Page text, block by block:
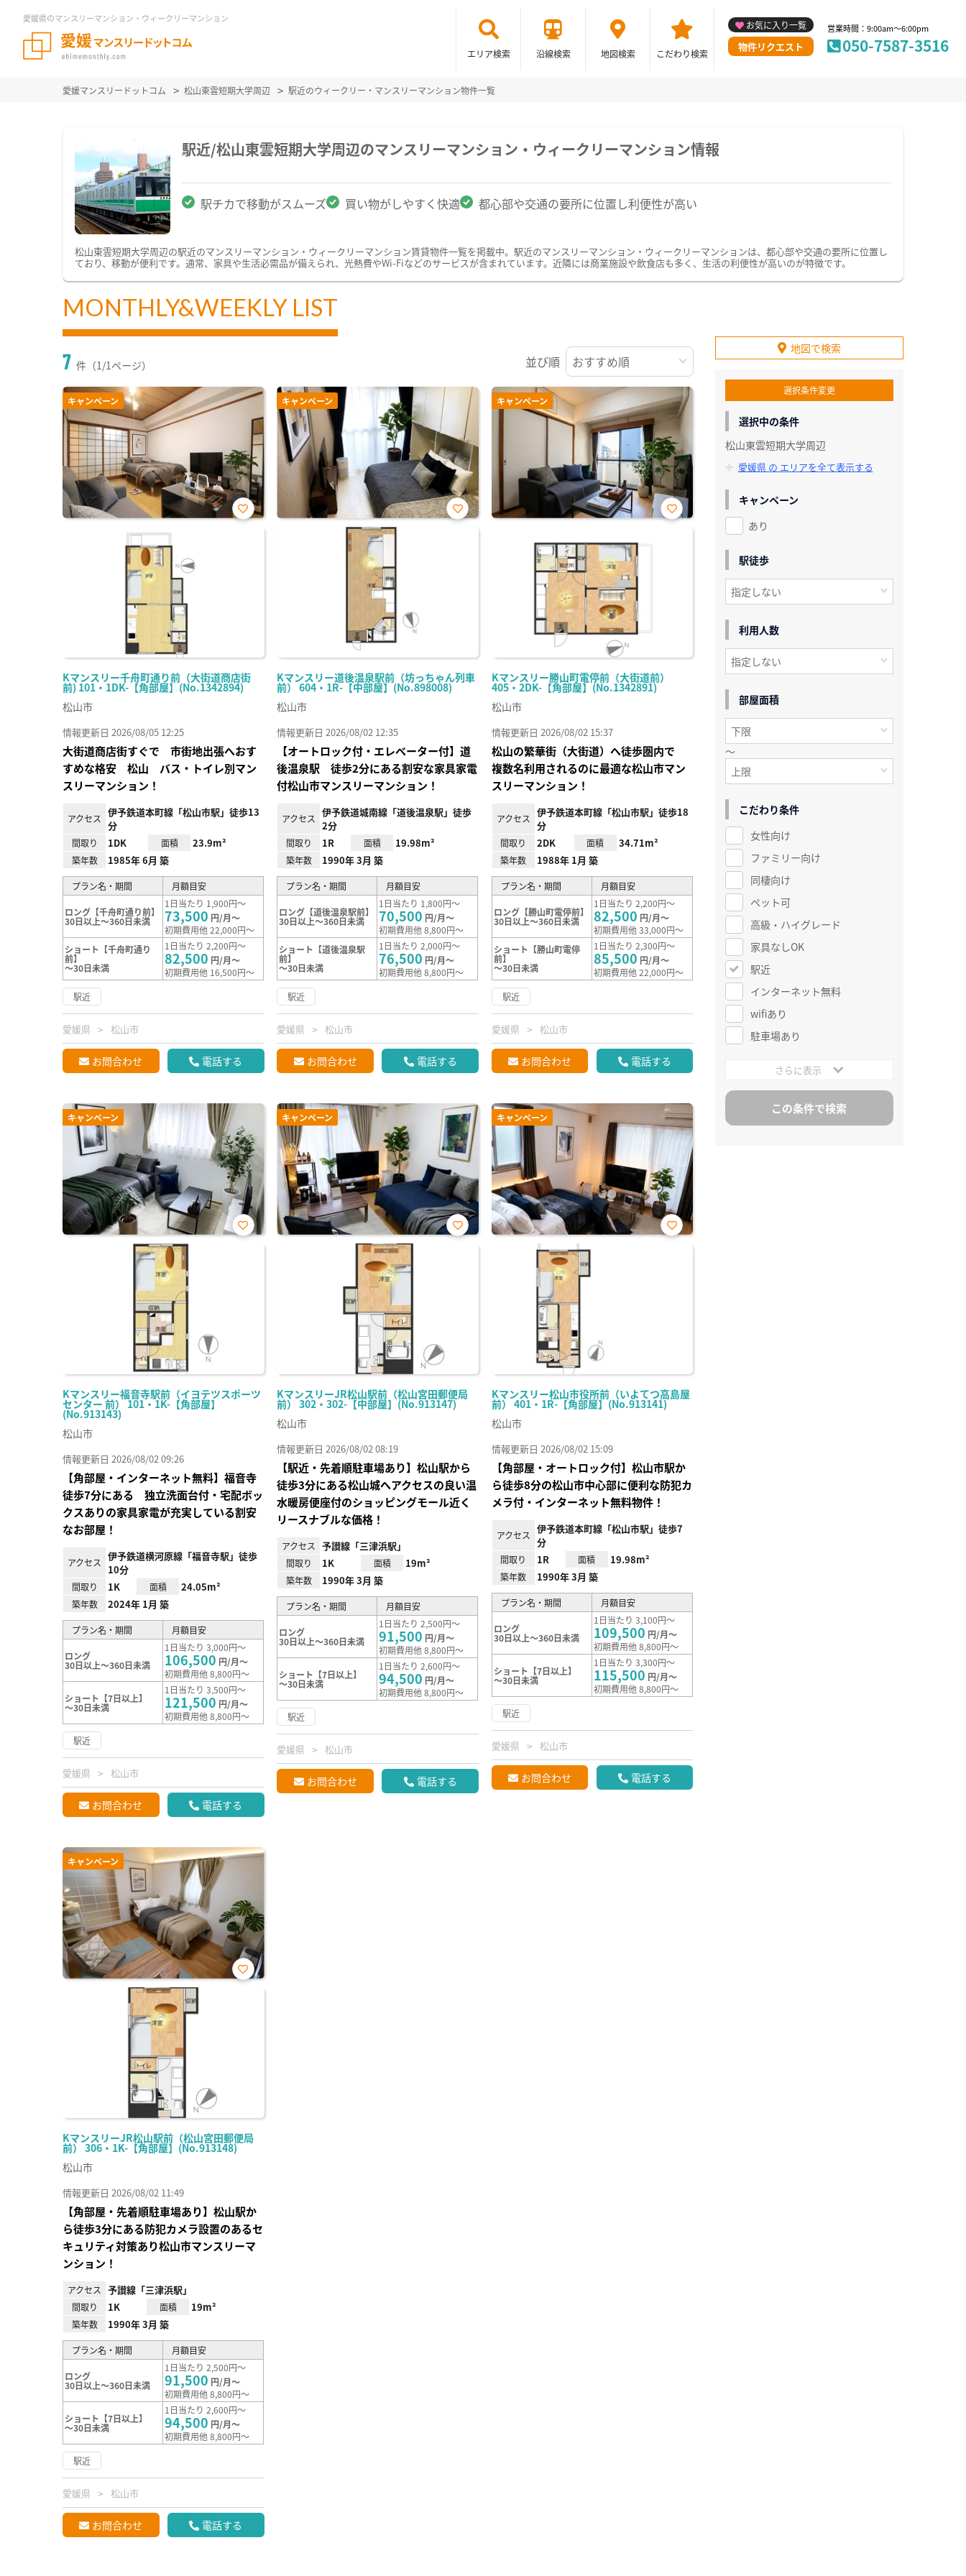
愛媛県のマンスリーマンション・ウィークリーマンション
エリア検索 沿線検索 地図検索 こだわり検索
お気に入り一覧
物件リクエスト
営業時間：9:00am～6:00pm
050-7587-3516
愛媛マンスリードットコム 松山東雲短期大学周辺 駅近のウィークリー・マンスリーマンション物件一覧
駅近/松山東雲短期大学周辺のマンスリーマンション・ウィークリーマンション情報
駅チカで移動がスムーズ 買い物がしやすく快適 都心部や交通の要所に位置し利便性が高い
松山東雲短期大学周辺の駅近のマンスリーマンション・ウィークリーマンション賃貸物件一覧を掲載中。駅近のマンスリーマンション・ウィークリーマンションは、都心部や交通の要所に位置し
ており、移動が便利です。通常、家具や生活必需品が備えられ、光熱費やWi-Fiなどのサービスが含まれています。近隣には商業施設や飲食店も多く、生活の利便性が高いのが特徴です。
MONTHLY&WEEKLY LIST
7 件（1/1ページ） 並び順
キャンペーン
Kマンスリー千舟町通り前（大街道商店街
前) 101・1DK-【角部屋】(No.1342894)
お気
松山市
情報更新日 2026/08/05 12:25
大街道商店街すぐで 市街地出張へおす
すめな格安 松山 バス・トイレ別マン
スリーマンション！
アクセス
伊予鉄道本町線「松山市駅」徒歩13
分
間取り 1DK 面積 23.9m²
築年数 1985年 6月 築
プラン名・期間 月額目安
ロング【千舟町通り前】
30日以上～360日未満
1日当たり 1,900円～
73,500 円/月～
初期費用他 22,000円～
ショート【千舟町通り
前】
～30日未満
1日当たり 2,200円～
82,500 円/月～
初期費用他 16,500円～
駅近
愛媛県 松山市
お問合わせ 電話する
キャンペーン
Kマンスリー道後温泉駅前（坊っちゃん列車
前） 604・1R-【中部屋】(No.898008)
お気
松山市
情報更新日 2026/08/02 12:35
【オートロック付・エレベーター付】道
後温泉駅 徒歩2分にある割安な家具家電
付松山市マンスリーマンション！
アクセス
伊予鉄道城南線「道後温泉駅」徒歩
2分
間取り 1R 面積 19.98m²
築年数 1990年 3月 築
プラン名・期間 月額目安
ロング【道後温泉駅前】
30日以上～360日未満
1日当たり 1,800円～
70,500 円/月～
初期費用他 8,800円～
ショート【道後温泉駅
前】
～30日未満
1日当たり 2,000円～
76,500 円/月～
初期費用他 8,800円～
駅近
愛媛県 松山市
お問合わせ 電話する
キャンペーン
Kマンスリー勝山町電停前（大街道前）
405・2DK-【角部屋】(No.1342891)
お気
松山市
情報更新日 2026/08/02 15:37
松山の繁華街（大街道）へ徒歩圏内で
複数名利用されるのに最適な松山市マン
スリーマンション！
アクセス
伊予鉄道本町線「松山市駅」徒歩18
分
間取り 2DK 面積 34.71m²
築年数 1988年 1月 築
プラン名・期間 月額目安
ロング【勝山町電停前】
30日以上～360日未満
1日当たり 2,200円～
82,500 円/月～
初期費用他 33,000円～
ショート【勝山町電停
前】
～30日未満
1日当たり 2,300円～
85,500 円/月～
初期費用他 22,000円～
駅近
愛媛県 松山市
お問合わせ 電話する
キャンペーン
Kマンスリー福音寺駅前（イヨテツスポーツ
センター 前） 101・1K-【角部屋】
(No.913143)
お気
松山市
情報更新日 2026/08/02 09:26
【角部屋・インターネット無料】福音寺
徒歩7分にある 独立洗面台付・宅配ボッ
クスありの家具家電が充実している割安
なお部屋！
アクセス
伊予鉄道横河原線「福音寺駅」徒歩
10分
間取り 1K 面積 24.05m²
築年数 2024年 1月 築
プラン名・期間 月額目安
ロング
30日以上～360日未満
1日当たり 3,000円～
106,500 円/月～
初期費用他 8,800円～
ショート【7日以上】
～30日未満
1日当たり 3,500円～
121,500 円/月～
初期費用他 8,800円～
駅近
愛媛県 松山市
お問合わせ 電話する
キャンペーン
KマンスリーJR松山駅前（松山宮田郵便局
前） 302・302-【中部屋】(No.913147)
お気
松山市
情報更新日 2026/08/02 08:19
【駅近・先着順駐車場あり】松山駅から
徒歩3分にある松山城へアクセスの良い温
水暖房便座付のショッピングモール近く
リースナブルな価格！
アクセス 予讃線「三津浜駅」
間取り 1K 面積 19m²
築年数 1990年 3月 築
プラン名・期間 月額目安
ロング
30日以上～360日未満
1日当たり 2,500円～
91,500 円/月～
初期費用他 8,800円～
ショート【7日以上】
～30日未満
1日当たり 2,600円～
94,500 円/月～
初期費用他 8,800円～
駅近
愛媛県 松山市
お問合わせ 電話する
キャンペーン
Kマンスリー松山市役所前（いよてつ高島屋
前） 401・1R-【角部屋】(No.913141)
お気
松山市
情報更新日 2026/08/02 15:09
【角部屋・オートロック付】松山市駅か
ら徒歩8分の松山市中心部に便利な防犯カ
メラ付・インターネット無料物件！
アクセス
伊予鉄道本町線「松山市駅」徒歩7
分
間取り 1R 面積 19.98m²
築年数 1990年 3月 築
プラン名・期間 月額目安
ロング
30日以上～360日未満
1日当たり 3,100円～
109,500 円/月～
初期費用他 8,800円～
ショート【7日以上】
～30日未満
1日当たり 3,300円～
115,500 円/月～
初期費用他 8,800円～
駅近
愛媛県 松山市
お問合わせ 電話する
キャンペーン
KマンスリーJR松山駅前（松山宮田郵便局
前） 306・1K-【角部屋】(No.913148)
お気
松山市
情報更新日 2026/08/02 11:49
【角部屋・先着順駐車場あり】松山駅か
ら徒歩3分にある防犯カメラ設置のあるセ
キュリティ対策あり松山市マンスリーマ
ンション！
アクセス 予讃線「三津浜駅」
間取り 1K 面積 19m²
築年数 1990年 3月 築
プラン名・期間 月額目安
ロング
30日以上～360日未満
1日当たり 2,500円～
91,500 円/月～
初期費用他 8,800円～
ショート【7日以上】
～30日未満
1日当たり 2,600円～
94,500 円/月～
初期費用他 8,800円～
駅近
愛媛県 松山市
お問合わせ 電話する
地図で検索
選択条件変更
選択中の条件
松山東雲短期大学周辺
愛媛県 の エリアを全て表示する
キャンペーン
あり
駅徒歩
利用人数
部屋面積
～
こだわり条件
女性向け
ファミリー向け
同棲向け
ペット可
高級・ハイグレード
家具なしOK
駅近
インターネット無料
wifiあり
駐車場あり
さらに表示